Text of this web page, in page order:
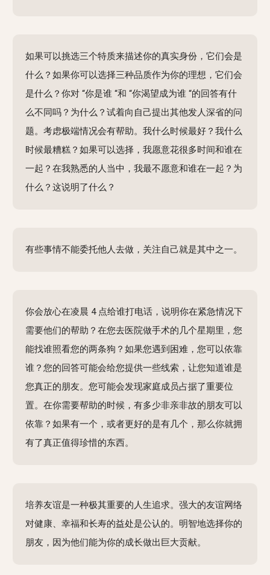
如果可以挑选三个特质来描述你的真实身份，它们会是
什么？如果你可以选择三种品质作为你的理想，它们会
是什么？你对 “你是谁 “和 “你渴望成为谁 “的回答有什
么不同吗？为什么？试着向自己提出其他发人深省的问
题。考虑极端情况会有帮助。我什么时候最好？我什么
时候最糟糕？如果可以选择，我愿意花很多时间和谁在
一起？在我熟悉的人当中，我最不愿意和谁在一起？为
什么？这说明了什么？
有些事情不能委托他人去做，关注自己就是其中之一。
你会放心在凌晨 4 点给谁打电话，说明你在紧急情况下
需要他们的帮助？在您去医院做手术的几个星期里，您
能找谁照看您的两条狗？如果您遇到困难，您可以依靠
谁？您的回答可能会给您提供一些线索，让您知道谁是
您真正的朋友。您可能会发现家庭成员占据了重要位
置。在你需要帮助的时候，有多少非亲非故的朋友可以
依靠？如果有一个，或者更好的是有几个，那么你就拥
有了真正值得珍惜的东西。
培养友谊是一种极其重要的人生追求。强大的友谊网络
对健康、幸福和长寿的益处是公认的。明智地选择你的
朋友，因为他们能为你的成长做出巨大贡献。